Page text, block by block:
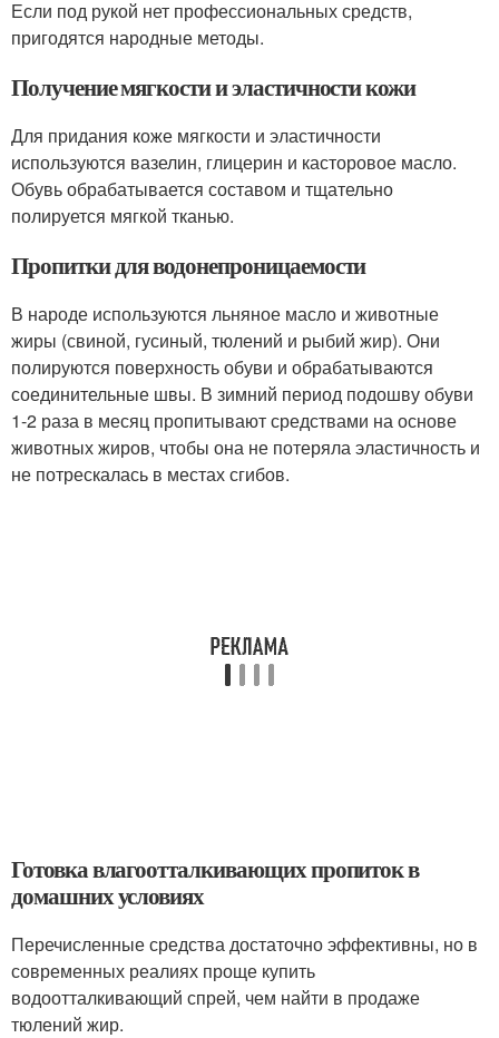
Если под рукой нет профессиональных средств,
пригодятся народные методы.
Получение мягкости и эластичности кожи
Для придания коже мягкости и эластичности
используются вазелин, глицерин и касторовое масло.
Обувь обрабатывается составом и тщательно
полируется мягкой тканью.
Пропитки для водонепроницаемости
В народе используются льняное масло и животные
жиры (свиной, гусиный, тюлений и рыбий жир). Они
полируются поверхность обуви и обрабатываются
соединительные швы. В зимний период подошву обуви
1-2 раза в месяц пропитывают средствами на основе
животных жиров, чтобы она не потеряла эластичность и
не потрескалась в местах сгибов.
Готовка влагоотталкивающих пропиток в
домашних условиях
Перечисленные средства достаточно эффективны, но в
современных реалиях проще купить
водоотталкивающий спрей, чем найти в продаже
тюлений жир.